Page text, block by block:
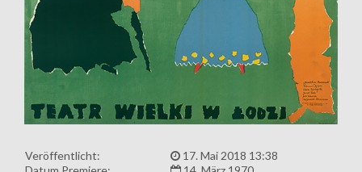
Veröffentlicht:
17. Mai 2018 13:38